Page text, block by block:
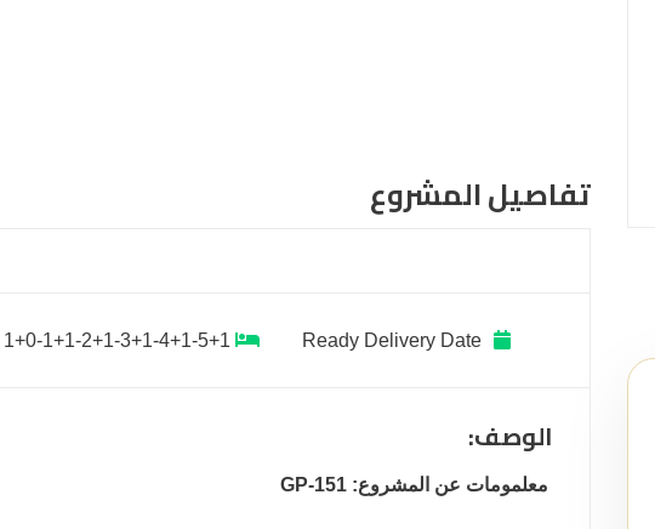
تفاصيل المشروع
Ready Delivery Date
1+0-1+1-2+1-3+1-4+1-5+1
الوصف:
معلمومات عن المشروع: GP-151